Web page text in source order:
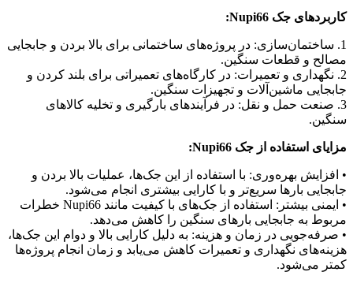
کاربردهای جک Nupi66:
1. ساختمان‌سازی: در پروژه‌های ساختمانی برای بالا بردن و جابجایی
مصالح و قطعات سنگین.
2. نگهداری و تعمیرات: در کارگاه‌های تعمیراتی برای بلند کردن و
جابجایی ماشین‌آلات و تجهیزات سنگین.
3. صنعت حمل و نقل: در فرآیندهای بارگیری و تخلیه کالاهای
سنگین.
مزایای استفاده از جک Nupi66:
• افزایش بهره‌وری: با استفاده از این جک‌ها، عملیات بالا بردن و
جابجایی بارها سریع‌تر و با کارایی بیشتری انجام می‌شود.
• ایمنی بیشتر: استفاده از جک‌های با کیفیت مانند Nupi66 خطرات
مربوط به جابجایی بارهای سنگین را کاهش می‌دهد.
• صرفه‌جویی در زمان و هزینه: به دلیل کارایی بالا و دوام این جک‌ها،
هزینه‌های نگهداری و تعمیرات کاهش می‌یابد و زمان انجام پروژه‌ها
کمتر می‌شود.